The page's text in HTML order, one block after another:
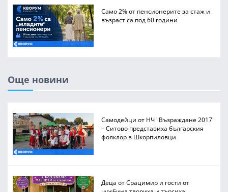
Само 2% от пенсионерите за стаж и
възраст са под 60 години
Още новини
Самодейци от НЧ "Възраждане 2017"
– Ситово представиха българския
фолклор в Шкорпиловци
Деца от Срацимир и гости от